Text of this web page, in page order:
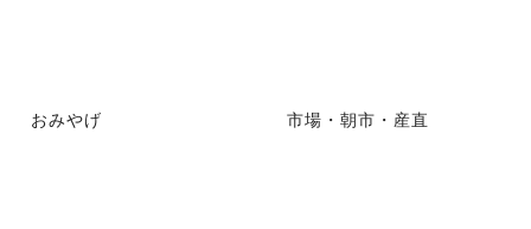
おみやげ 市場・朝市・産直